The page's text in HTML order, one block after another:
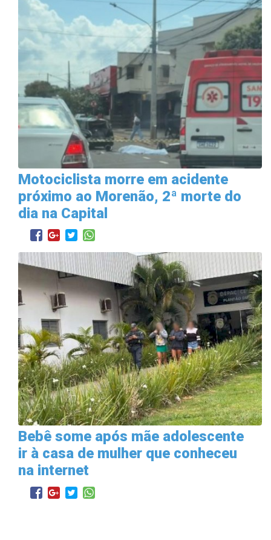
Motociclista morre em acidente
próximo ao Morenão, 2ª morte do
dia na Capital
Bebê some após mãe adolescente
ir à casa de mulher que conheceu
na internet